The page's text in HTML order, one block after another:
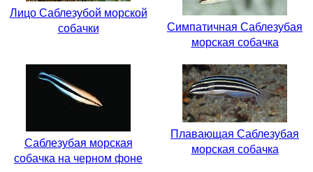
Лицо Саблезубой морской
собачки
Симпатичная Саблезубая
морская собачка
Саблезубая морская
собачка на черном фоне
Плавающая Саблезубая
морская собачка